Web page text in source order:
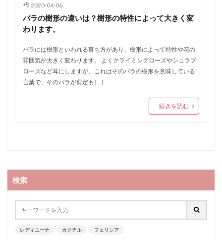
2020-04-06
バラの樹形の違いは？樹形の特性によって大きく変
わります。
バラには樹形といわれる育ち方があり、樹形によって特性や花の
雰囲気が大きく変わります。 よくクライミングローズやシュラブ
ローズなど耳にしますが、これはそのバラの樹形を意味している
言葉で、そのバラが剪定も […]
続きを読む
検索
レディユーナ カクテル フェリシア